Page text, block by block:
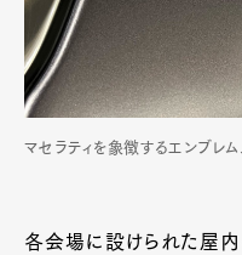
マセラティを象徴するエンブレム
各会場に設けられた屋内